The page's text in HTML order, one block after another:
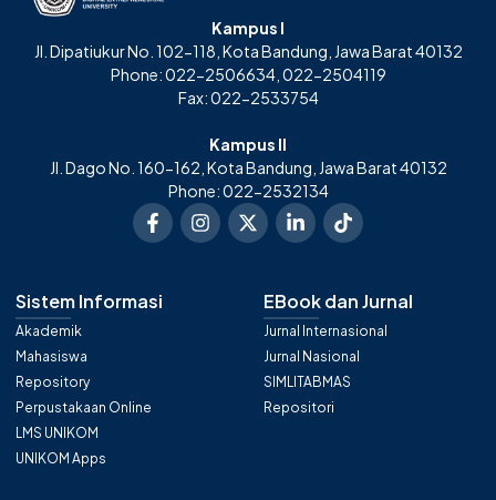
Kampus I
Jl. Dipatiukur No. 102-118, Kota Bandung, Jawa Barat 40132
Phone: 022-2506634, 022-2504119
Fax: 022-2533754
Kampus II
Jl. Dago No. 160-162, Kota Bandung, Jawa Barat 40132
Phone: 022-2532134
Sistem Informasi
Akademik
Mahasiswa
Repository
Perpustakaan Online
LMS UNIKOM
UNIKOM Apps
EBook dan Jurnal
Jurnal Internasional
Jurnal Nasional
SIMLITABMAS
Repositori